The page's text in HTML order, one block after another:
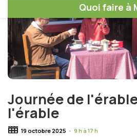
Quoi faire à
Journée de
l'érable
19 octobre 2025 - 9 h à 17 h